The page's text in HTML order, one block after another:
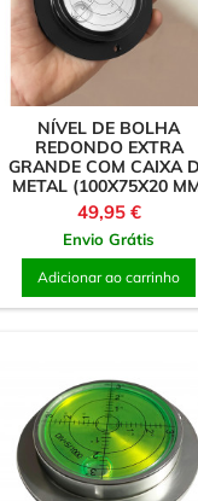
NÍVEL DE BOLHA
REDONDO EXTRA
GRANDE COM CAIXA
METAL (100X75X20
PRETO)
Preço
49,95 €
Envio Grátis
Adicionar ao carrinho